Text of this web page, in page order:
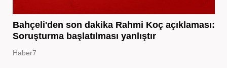
Bahçeli'den son dakika Rahmi Koç açıklaması:
Soruşturma başlatılması yanlıştır
Haber7